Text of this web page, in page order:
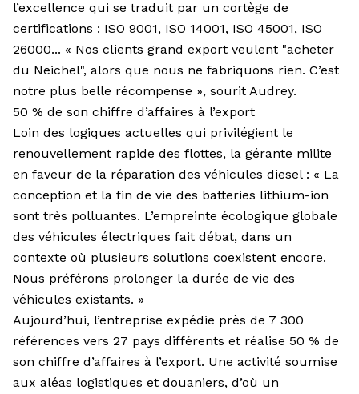
l’excellence qui se traduit par un cortège de
certifications : ISO 9001, ISO 14001, ISO 45001, ISO
26000... « Nos clients grand export veulent "acheter
du Neichel", alors que nous ne fabriquons rien. C’est
notre plus belle récompense », sourit Audrey.
50 % de son chiffre d’affaires à l’export
Loin des logiques actuelles qui privilégient le
renouvellement rapide des flottes, la gérante milite
en faveur de la réparation des véhicules diesel : « La
conception et la fin de vie des batteries lithium-ion
sont très polluantes. L’empreinte écologique globale
des véhicules électriques fait débat, dans un
contexte où plusieurs solutions coexistent encore.
Nous préférons prolonger la durée de vie des
véhicules existants. »
Aujourd’hui, l’entreprise expédie près de 7 300
références vers 27 pays différents et réalise 50 % de
son chiffre d’affaires à l’export. Une activité soumise
aux aléas logistiques et douaniers, d’où un